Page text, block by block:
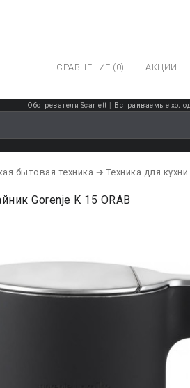
СРАВНЕНИЕ (0) АКЦИИ
Обогреватели Scarlett Встраиваемые
бытовая техника ➔ Техника для кухни
Gorenje K 15 ORAB